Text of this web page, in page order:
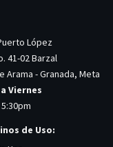
López
41-02 Barzal
Arama - Granada, Meta
Viernes
de Uso: